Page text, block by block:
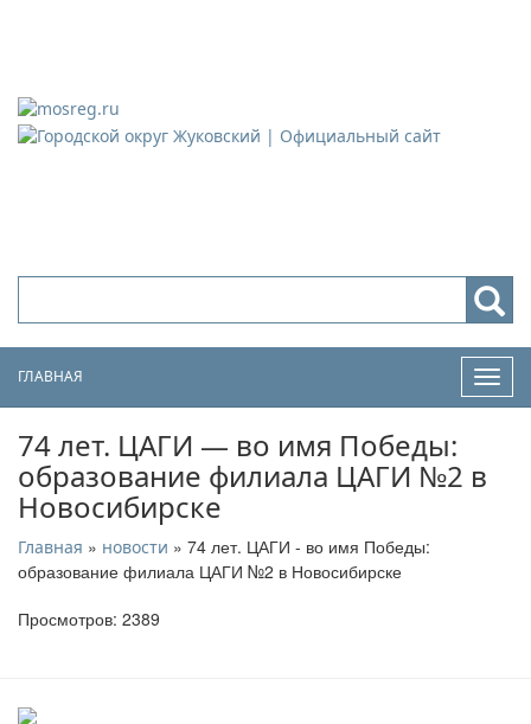
ГЛАВНАЯ
74 лет. ЦАГИ — во имя Победы:
образование филиала ЦАГИ №2 в
Новосибирске
Главная » новости » 74 лет. ЦАГИ - во имя Победы:
образование филиала ЦАГИ №2 в Новосибирске
Просмотров: 2389